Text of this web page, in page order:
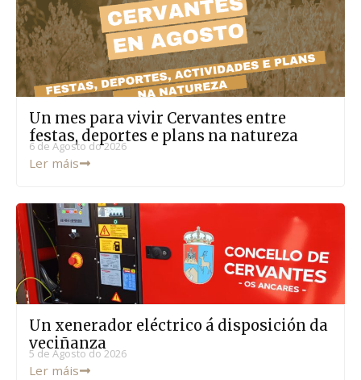
Un mes para vivir Cervantes entre
festas, deportes e plans na natureza
6 de Agosto do 2026
Ler máis
Un xenerador eléctrico á disposición da
veciñanza
5 de Agosto do 2026
Ler máis